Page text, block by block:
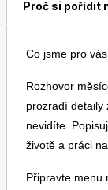
Proč si pořídit
Co jsme pro
Rozhovor
prozradí detaily
nevidíte.
životě a práci
Připravte menu